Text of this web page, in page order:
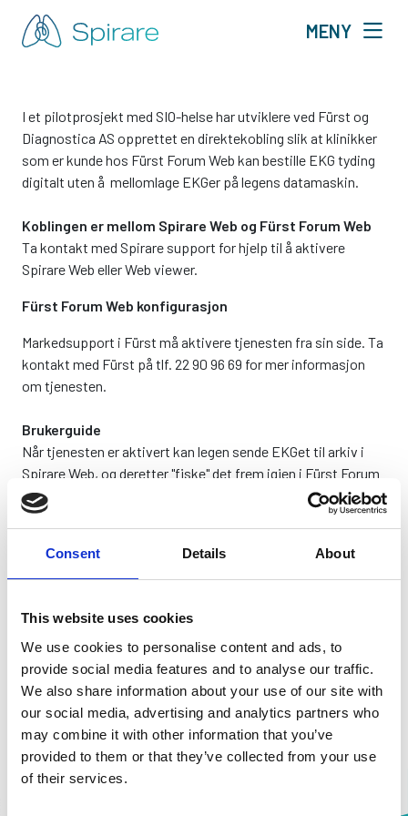
Consent Details About
This website uses cookies
We use cookies to personalise content and ads, to
provide social media features and to analyse our traffic.
We also share information about your use of our site with
our social media, advertising and analytics partners who
may combine it with other information that you’ve
provided to them or that they’ve collected from your use
of their services.
MENY
I et pilotprosjekt med SIO-helse har utviklere ved Fürst og
Diagnostica AS opprettet en direktekobling slik at klinikker
som er kunde hos Fürst Forum Web kan bestille EKG tyding
digitalt uten å mellomlage EKGer på legens datamaskin.
Koblingen er mellom Spirare Web og Fürst Forum Web
Ta kontakt med Spirare support for hjelp til å aktivere
Spirare Web eller Web viewer.
Fürst Forum Web konfigurasjon
Markedsupport i Fürst må aktivere tjenesten fra sin side. Ta
kontakt med Fürst på tlf. 22 90 96 69 for mer informasjon
om tjenesten.
Brukerguide
Når tjenesten er aktivert kan legen sende EKGet til arkiv i
Spirare Web, og deretter "fiske" det frem igjen i Fürst Forum
Web. Del gjerne denne
med legene ved
legesenteret.